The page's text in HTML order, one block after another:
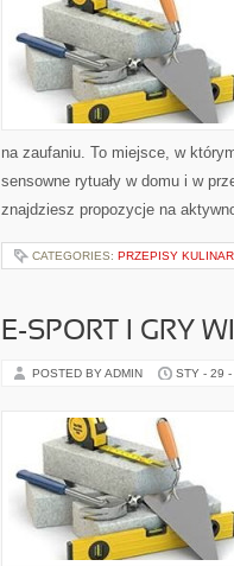
na zaufaniu. To miejsce, w
sensowne rytuały w domu i w
znajdziesz propozycje na
CATEGORIES: PRZEPISY
E-SPORT I GRY
POSTED BY ADMIN STY - 29 -